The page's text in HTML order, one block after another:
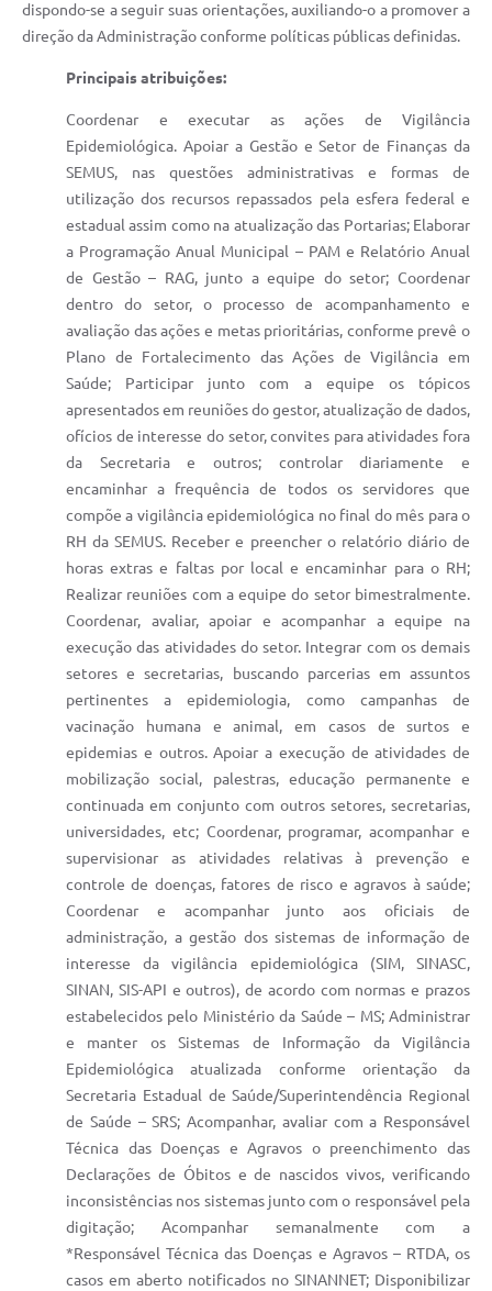
dispondo-se a seguir suas orientações, auxiliando-o a promover a
direção da Administração conforme políticas públicas definidas.
Principais atribuições:
Coordenar e executar as ações de Vigilância
Epidemiológica. Apoiar a Gestão e Setor de Finanças da
SEMUS, nas questões administrativas e formas de
utilização dos recursos repassados pela esfera federal e
estadual assim como na atualização das Portarias; Elaborar
a Programação Anual Municipal – PAM e Relatório Anual
de Gestão – RAG, junto a equipe do setor; Coordenar
dentro do setor, o processo de acompanhamento e
avaliação das ações e metas prioritárias, conforme prevê o
Plano de Fortalecimento das Ações de Vigilância em
Saúde; Participar junto com a equipe os tópicos
apresentados em reuniões do gestor, atualização de dados,
ofícios de interesse do setor, convites para atividades fora
da Secretaria e outros; controlar diariamente e
encaminhar a frequência de todos os servidores que
compõe a vigilância epidemiológica no final do mês para o
RH da SEMUS. Receber e preencher o relatório diário de
horas extras e faltas por local e encaminhar para o RH;
Realizar reuniões com a equipe do setor bimestralmente.
Coordenar, avaliar, apoiar e acompanhar a equipe na
execução das atividades do setor. Integrar com os demais
setores e secretarias, buscando parcerias em assuntos
pertinentes a epidemiologia, como campanhas de
vacinação humana e animal, em casos de surtos e
epidemias e outros. Apoiar a execução de atividades de
mobilização social, palestras, educação permanente e
continuada em conjunto com outros setores, secretarias,
universidades, etc; Coordenar, programar, acompanhar e
supervisionar as atividades relativas à prevenção e
controle de doenças, fatores de risco e agravos à saúde;
Coordenar e acompanhar junto aos oficiais de
administração, a gestão dos sistemas de informação de
interesse da vigilância epidemiológica (SIM, SINASC,
SINAN, SIS-API e outros), de acordo com normas e prazos
estabelecidos pelo Ministério da Saúde – MS; Administrar
e manter os Sistemas de Informação da Vigilância
Epidemiológica atualizada conforme orientação da
Secretaria Estadual de Saúde/Superintendência Regional
de Saúde – SRS; Acompanhar, avaliar com a Responsável
Técnica das Doenças e Agravos o preenchimento das
Declarações de Óbitos e de nascidos vivos, verificando
inconsistências nos sistemas junto com o responsável pela
digitação; Acompanhar semanalmente com a
*Responsável Técnica das Doenças e Agravos – RTDA, os
casos em aberto notificados no SINANNET; Disponibilizar